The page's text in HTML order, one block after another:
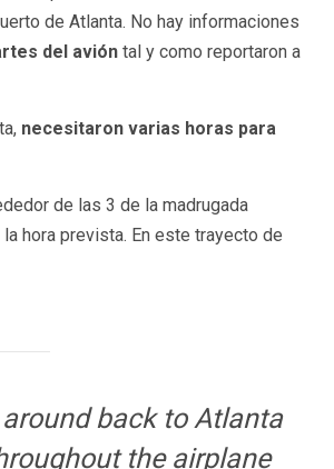
de Atlanta. No hay informaciones
del avión tal y como reportaron a
necesitaron varias horas para
de las 3 de la madrugada
hora prevista. En este trayecto de
back to Atlanta
the airplane